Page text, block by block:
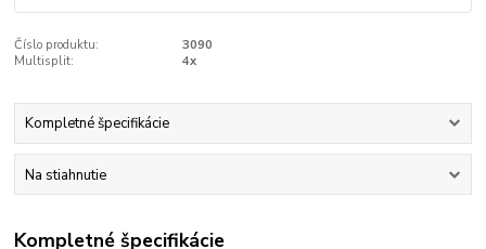
Číslo produktu:
3090
Multisplit:
4x
Kompletné špecifikácie
Na stiahnutie
Kompletné špecifikácie